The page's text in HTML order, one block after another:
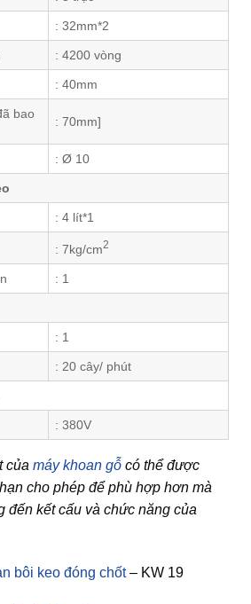
: 32mm*2
: 4200 vòng
: 40mm
bao
: 70mm]
: Ø 10
: 4 lít*1
: 7kg/cm2
: 1
: 1
: 20 cây/ phút
: 380V
của máy khoan gỗ có thể được
cho phép để phù hợp hơn mà
đến kết cấu và chức năng của
bôi keo đóng chốt– KW 19